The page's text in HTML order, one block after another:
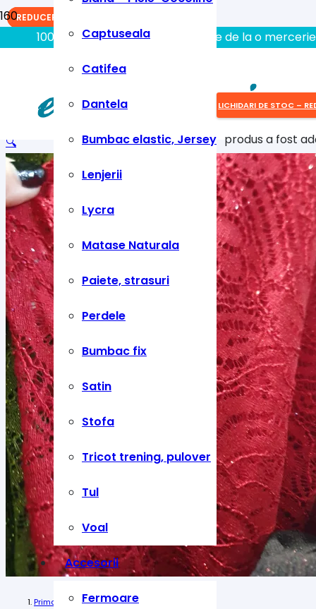
100% aici gasiti tot ce aveti nevoie de la o
Captuseala
Catifea
Dantela
Bumbac elastic, Jersey
Lenjerii
Lycra
Matase Naturala
Paiete, strasuri
Perdele
Bumbac fix
Satin
Stofa
Tricot trening, pulover
Tul
Voal
Accesorii
Fermoare
LICHIDARI DE STOC –
produsa fost
🔍
Prima pagină
REDUCERI!
REDUCERI!
REDUCERI!